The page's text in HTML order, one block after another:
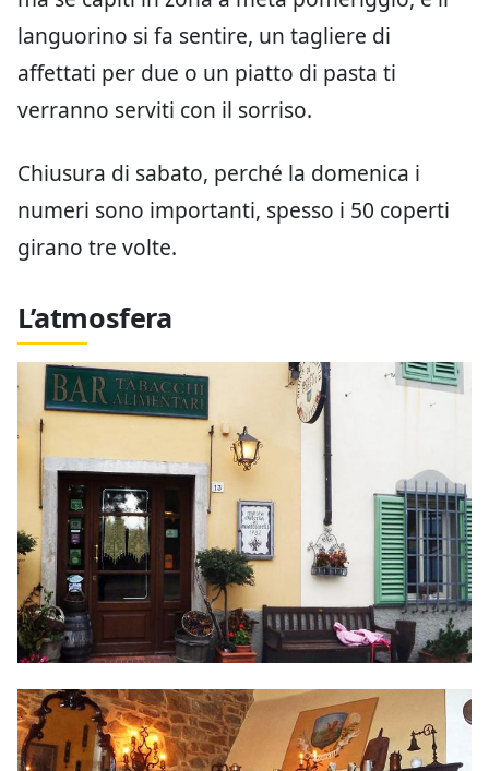
languorino si fa sentire, un tagliere di
affettati per due o un piatto di pasta ti
verranno serviti con il sorriso.
Chiusura di sabato, perché la domenica i
numeri sono importanti, spesso i 50 coperti
girano tre volte.
L’atmosfera